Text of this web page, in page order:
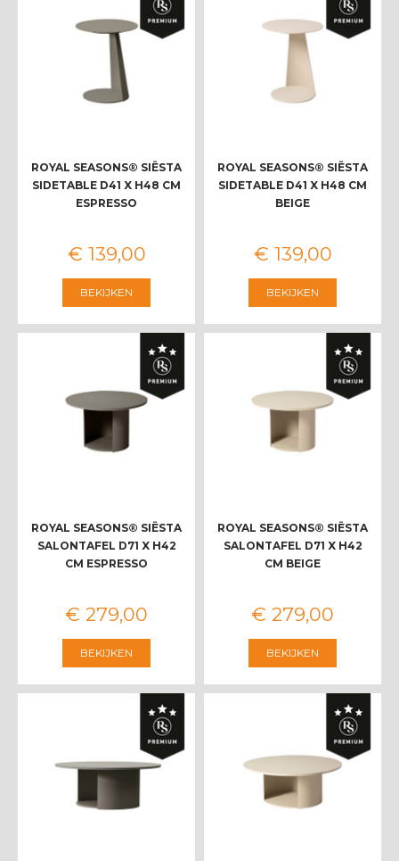
ROYAL SEASONS® SIËSTA
SIDETABLE D41 X H48 CM
ESPRESSO
€ 139,00
BEKIJKEN
ROYAL SEASONS® SIËSTA
SIDETABLE D41 X H48 CM
BEIGE
€ 139,00
BEKIJKEN
ROYAL SEASONS® SIËSTA
SALONTAFEL D71 X H42
CM ESPRESSO
€ 279,00
BEKIJKEN
ROYAL SEASONS® SIËSTA
SALONTAFEL D71 X H42
CM BEIGE
€ 279,00
BEKIJKEN